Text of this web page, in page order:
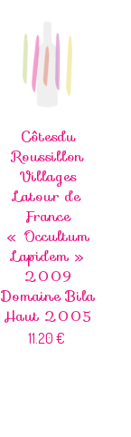
Côtesdu
Roussillon
Villages
Latour de
France
« Occultum
Lapidem »
2009
Domaine Bila
Haut 2005
11.20 €